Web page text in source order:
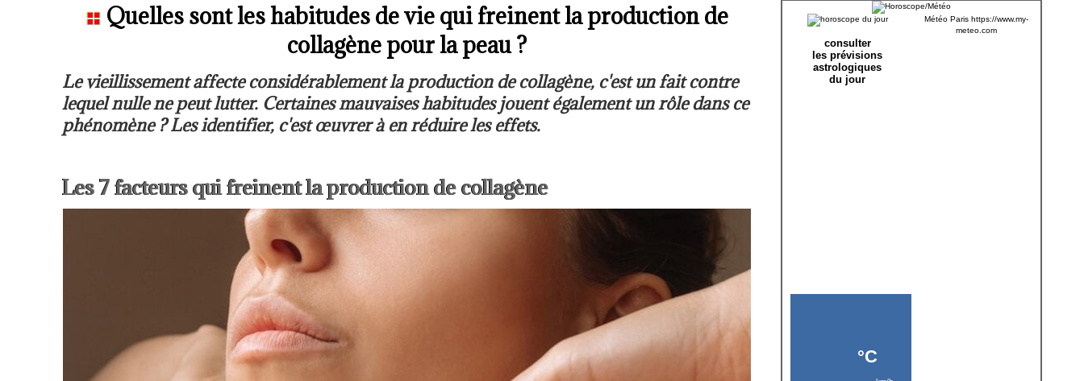
Quelles sont les habitudes de vie qui freinent la production de
collagène pour la peau ?
Le vieillissement affecte considérablement la production de collagène, c'est un fait contre
lequel nulle ne peut lutter. Certaines mauvaises habitudes jouent également un rôle dans ce
phénomène ? Les identifier, c'est œuvrer à en réduire les effets.
Les 7 facteurs qui freinent la production de collagène
consulter
les prévisions
astrologiques
du jour
Météo Paris https://www.my-
meteo.com